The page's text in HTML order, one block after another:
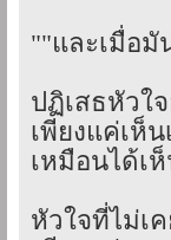
""และเมื่อมั
ปฏิเสธหัวใ
เพียงแค่เห็
เหมือนได้เ
หัวใจที่ไม่เ